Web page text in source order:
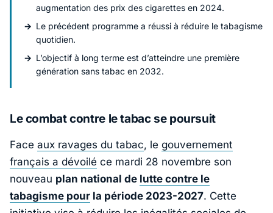
augmentation des prix des cigarettes en 2024.
Le précédent programme a réussi à réduire le tabagisme
quotidien.
L’objectif à long terme est d’atteindre une première
génération sans tabac en 2032.
Le combat contre le tabac se poursuit
Face aux ravages du tabac, le gouvernement
français a dévoilé ce mardi 28 novembre son
nouveau plan national de lutte contre le
tabagisme pour la période 2023-2027. Cette